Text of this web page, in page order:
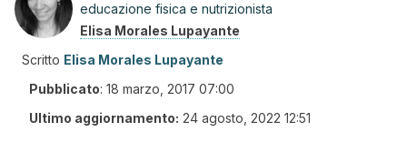
educazione fisica e nutrizionista
Elisa Morales Lupayante
Scritto Elisa Morales Lupayante
Pubblicato: 18 marzo, 2017 07:00
Ultimo aggiornamento: 24 agosto, 2022 12:51